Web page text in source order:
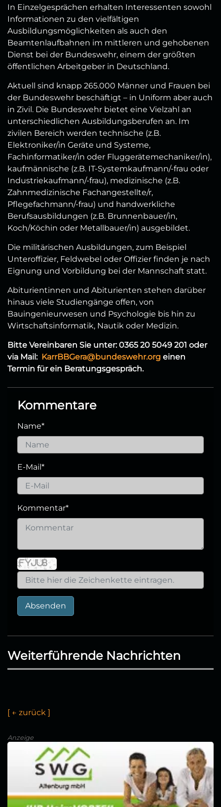
In Einzelgesprächen erhalten Interessenten sowohl
Informationen zu den vielfältigen
Ausbildungsmöglichkeiten als auch den
Beamtenlaufbahnen im mittleren und gehobenen
Dienst bei der Bundeswehr, einem der größten
öffentlichen Arbeitgeber in Deutschland.
Aktuell sind knapp 265.000 Männer und Frauen bei
der Bundeswehr beschäftigt – in Uniform aber auch
in Zivil. Die Bundeswehr bietet eine Vielzahl an
unterschiedlichen Ausbildungsberufen an. Im
zivilen Bereich werden technische (z.B.
Elektroniker/in Geräte und Systeme,
Fachinformatiker/in oder Fluggerätemechaniker/in),
kaufmännische (z.B. IT-Systemkaufmann/-frau oder
Industriekaufmann/-frau), medizinische (z.B.
Zahnmedizinische Fachangestellte/r,
Pflegefachmann/-frau) und handwerkliche
Berufsausbildungen (z.B. Brunnenbauer/in,
Koch/Köchin oder Metallbauer/in) ausgebildet.
Die militärischen Ausbildungen, zum Beispiel
Unteroffizier, Feldwebel oder Offizier finden je nach
Eignung und Vorbildung bei der Mannschaft statt.
Abiturientinnen und Abiturienten stehen darüber
hinaus viele Studiengänge offen, von
Bauingenieurwesen und Psychologie bis hin zu
Wirtschaftsinformatik, Nautik oder Medizin.
Bitte Vereinbaren Sie unter: 0365 20 5049 201 oder
via Mail: KarrBBGera@bundeswehr.org einen
Termin für ein Beratungsgespräch.
Kommentare
Name*
E-Mail*
Kommentar*
Absenden
Weiterführende Nachrichten
[ ← zurück ]
Anzeige